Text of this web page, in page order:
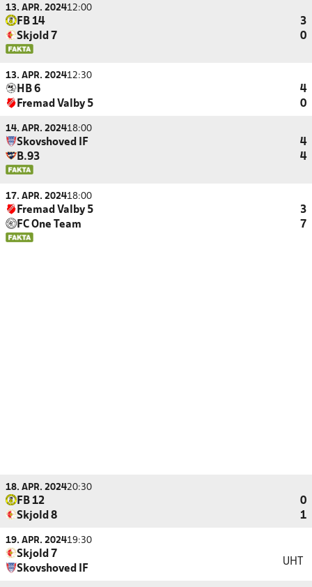
13. APR. 202412:00
FB 14
3
Skjold 7
0
13. APR. 202412:30
HB 6
4
Fremad Valby 5
0
14. APR. 202418:00
Skovshoved IF
4
B.93
4
17. APR. 202418:00
Fremad Valby 5
3
FC One Team
7
18. APR. 202420:30
FB 12
0
Skjold 8
1
19. APR. 202419:30
Skjold 7
Skovshoved IF
UHT